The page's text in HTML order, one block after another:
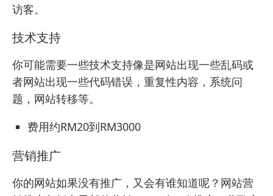
访客。
技术支持
你可能需要一些技术支持像是网站出现一些乱码或
者网站出现一些代码错误，重复性内容，系统问
题，网站转移等。
费用约RM20到RM3000
营销推广
你的网站如果没有推广，又会有谁知道呢？网站营